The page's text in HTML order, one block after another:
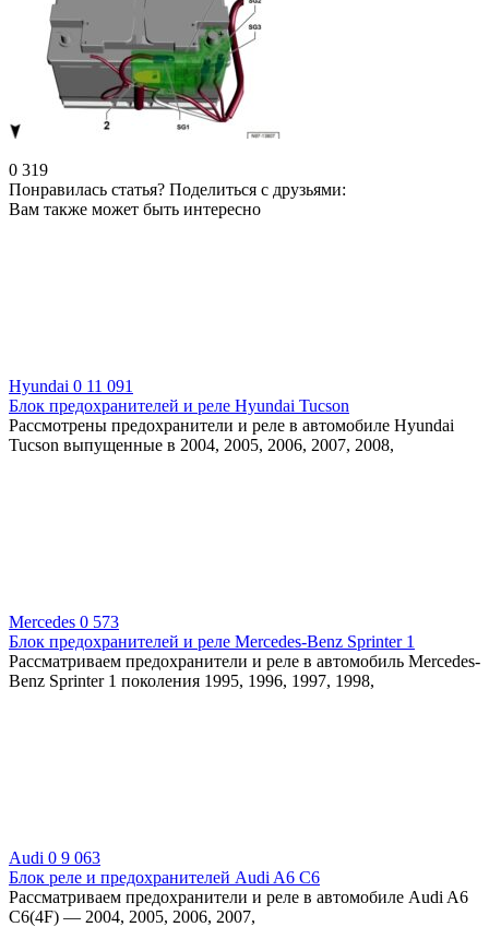
0 319
Понравилась статья? Поделиться с друзьями:
Вам также может быть интересно
Hyundai 0 11 091
Блок предохранителей и реле Hyundai Tucson
Рассмотрены предохранители и реле в автомобиле Hyundai
Tucson выпущенные в 2004, 2005, 2006, 2007, 2008,
Mercedes 0 573
Блок предохранителей и реле Mercedes-Benz Sprinter 1
Рассматриваем предохранители и реле в автомобиль Mercedes-
Benz Sprinter 1 поколения 1995, 1996, 1997, 1998,
Audi 0 9 063
Блок реле и предохранителей Audi A6 C6
Рассматриваем предохранители и реле в автомобиле Audi A6
C6(4F) — 2004, 2005, 2006, 2007,